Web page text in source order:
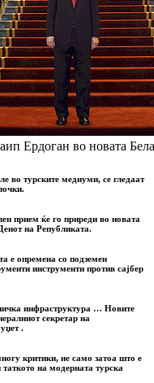
Ердоган во новата
во турските медиуми, се гледаат
прием ќе го приреди во новата
на Републиката.
е опремена со подземен
инструменти против сајбер
инфраструктура … Новите
секретар на
.
критики, не само затоа што е
таткото на модерната турска